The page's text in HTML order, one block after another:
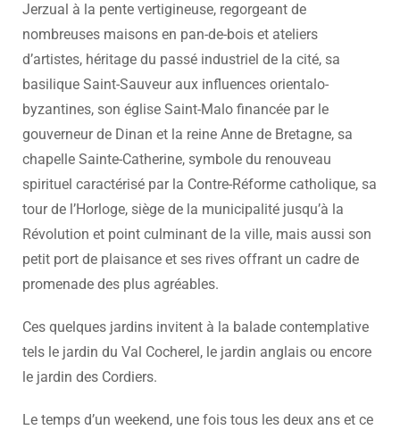
Jerzual à la pente vertigineuse, regorgeant de
nombreuses maisons en pan-de-bois et ateliers
d’artistes, héritage du passé industriel de la cité, sa
basilique Saint-Sauveur aux influences orientalo-
byzantines, son église Saint-Malo financée par le
gouverneur de Dinan et la reine Anne de Bretagne, sa
chapelle Sainte-Catherine, symbole du renouveau
spirituel caractérisé par la Contre-Réforme catholique, sa
tour de l’Horloge, siège de la municipalité jusqu’à la
Révolution et point culminant de la ville, mais aussi son
petit port de plaisance et ses rives offrant un cadre de
promenade des plus agréables.
Ces quelques jardins invitent à la balade contemplative
tels le jardin du Val Cocherel, le jardin anglais ou encore
le jardin des Cordiers.
Le temps d’un weekend, une fois tous les deux ans et ce